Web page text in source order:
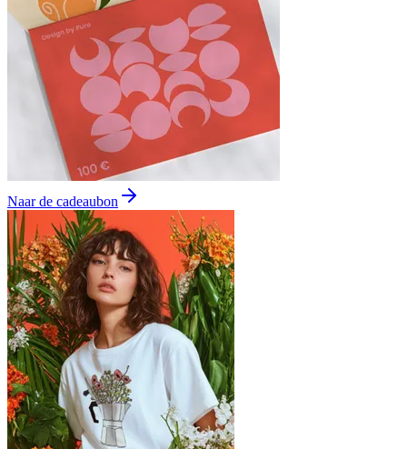
Naar de cadeaubon